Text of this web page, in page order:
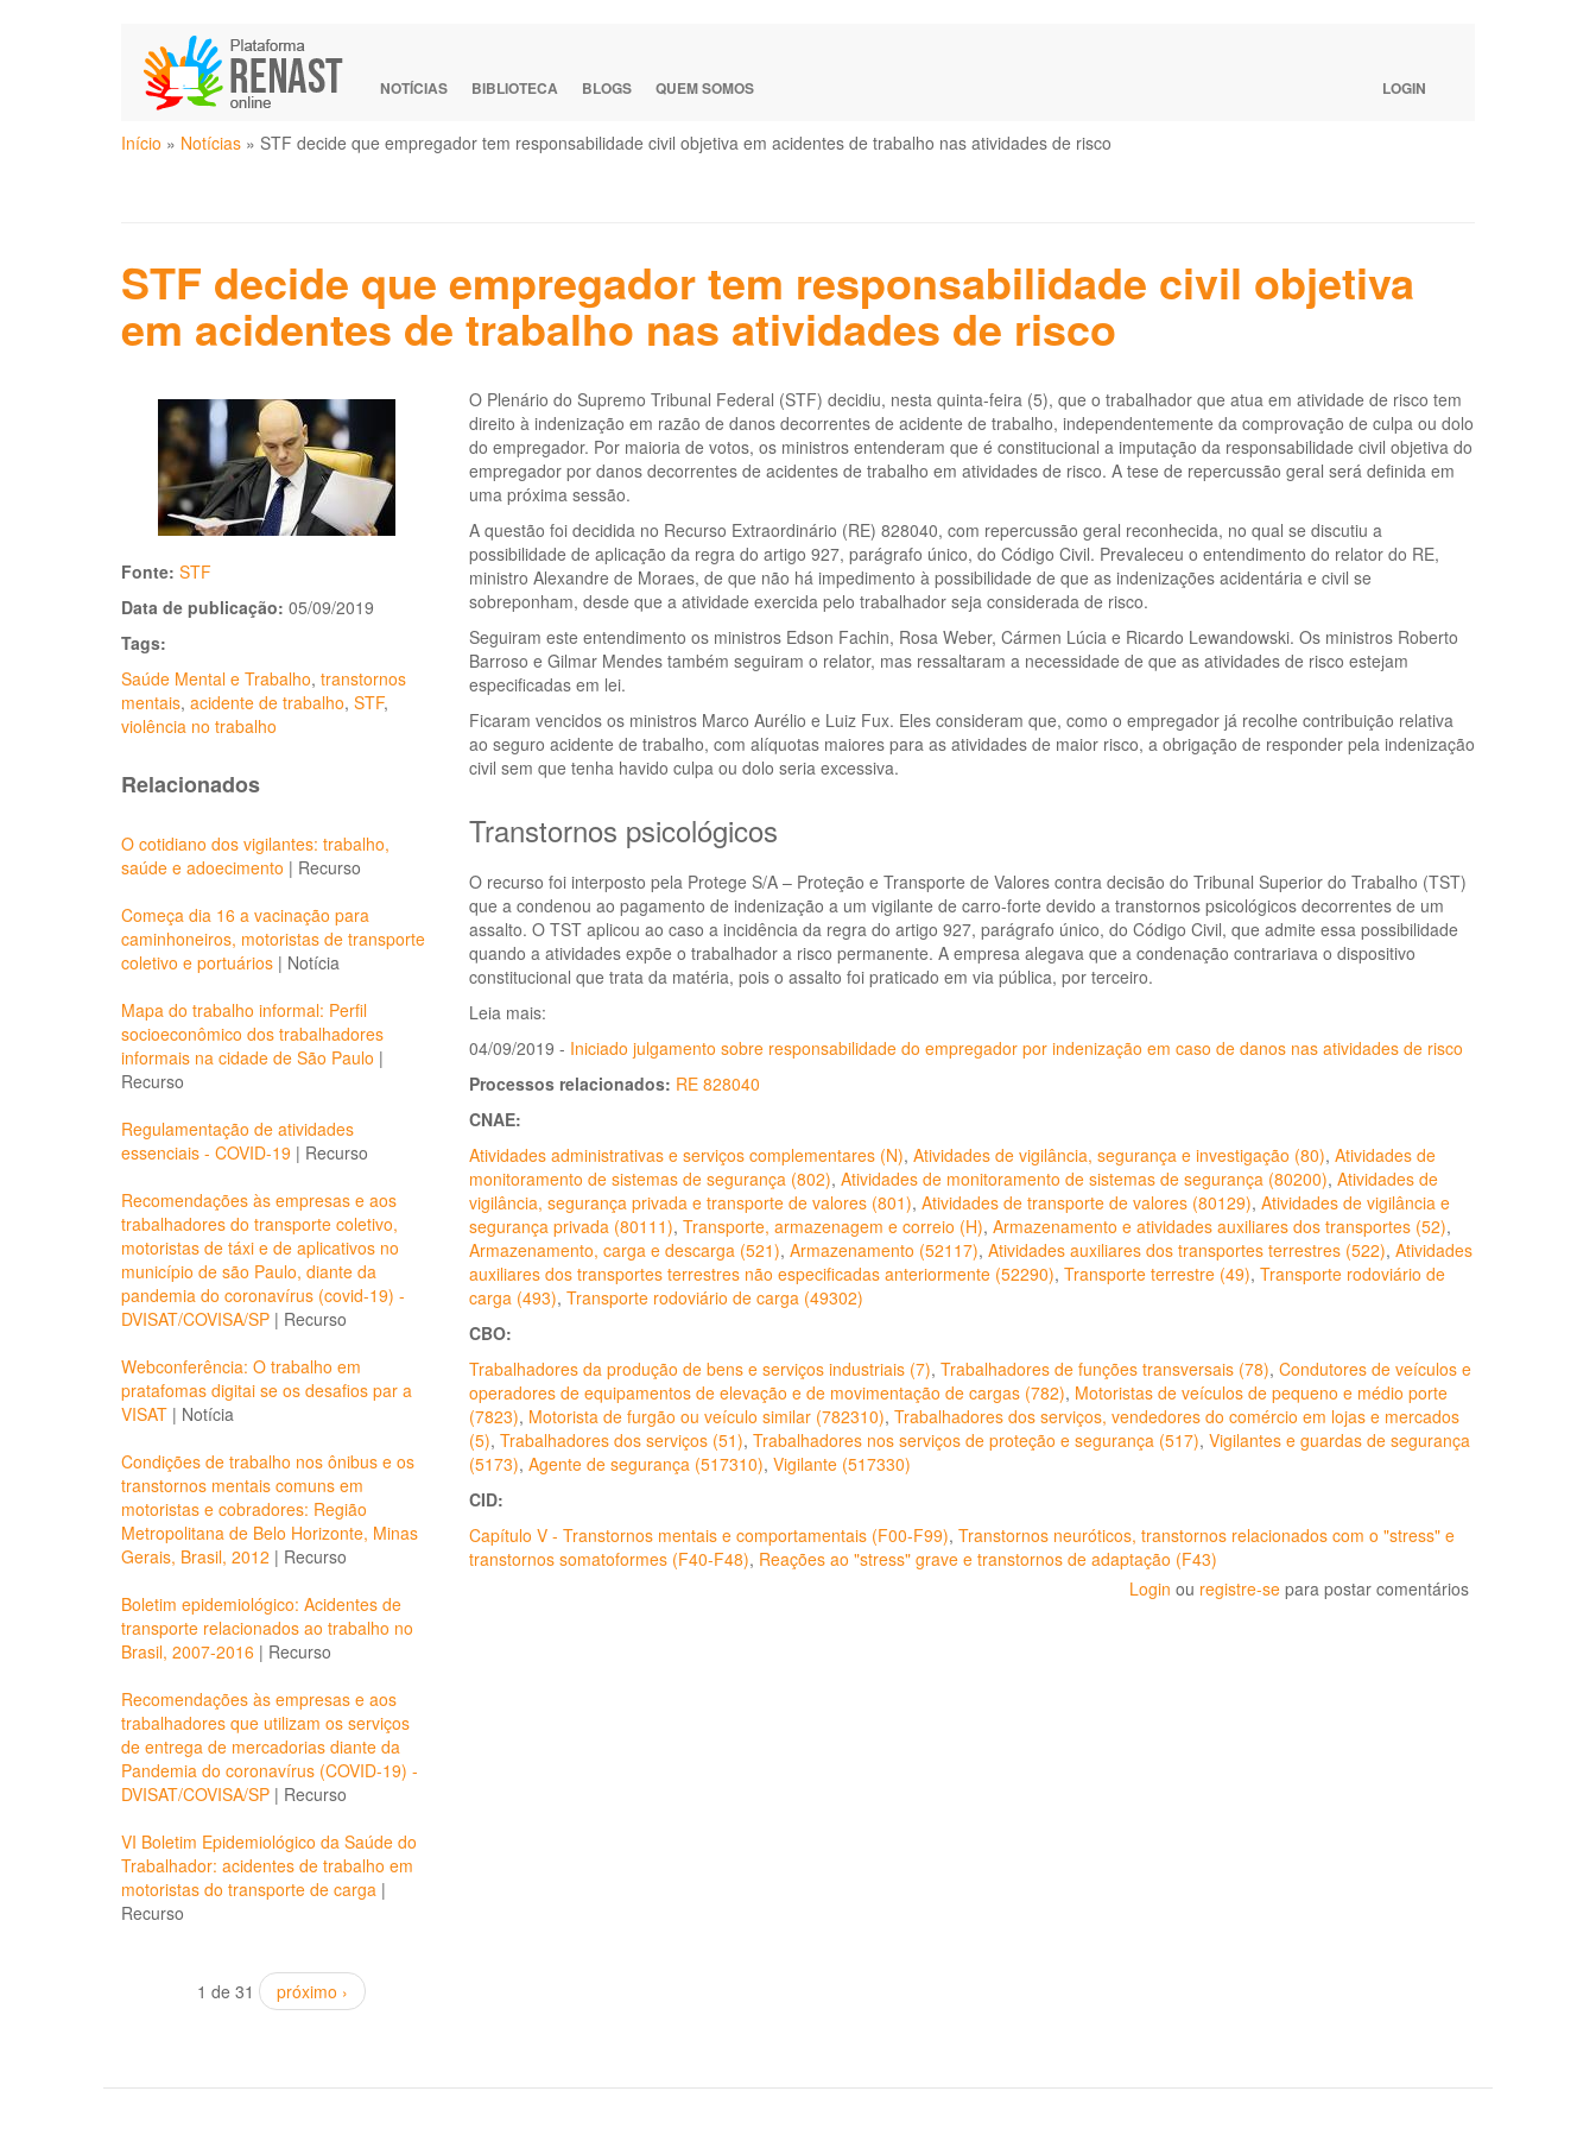
NOTÍCIAS BIBLIOTECA BLOGS QUEM SOMOS LOGIN
Você
Início » Notícias » STF decide que empregador tem responsabilidade civil objetiva em acidentes de trabalho nas atividades de risco
STF decide que empregador tem responsabilidade civil objetiva
em acidentes de trabalho nas atividades de risco
Fonte: STF
Data de publicação: 05/09/2019
Tags:
Saúde Mental e Trabalho, transtornos
mentais, acidente de trabalho, STF,
violência no trabalho
Relacionados
O cotidiano dos vigilantes: trabalho,
saúde e adoecimento | Recurso
Começa dia 16 a vacinação para
caminhoneiros, motoristas de transporte
coletivo e portuários | Notícia
Mapa do trabalho informal: Perfil
socioeconômico dos trabalhadores
informais na cidade de São Paulo |
Recurso
Regulamentação de atividades
essenciais - COVID-19 | Recurso
Recomendações às empresas e aos
trabalhadores do transporte coletivo,
motoristas de táxi e de aplicativos no
município de são Paulo, diante da
pandemia do coronavírus (covid-19) -
DVISAT/COVISA/SP | Recurso
Webconferência: O trabalho em
pratafomas digitai se os desafios par a
VISAT | Notícia
Condições de trabalho nos ônibus e os
transtornos mentais comuns em
motoristas e cobradores: Região
Metropolitana de Belo Horizonte, Minas
Gerais, Brasil, 2012 | Recurso
Boletim epidemiológico: Acidentes de
transporte relacionados ao trabalho no
Brasil, 2007-2016 | Recurso
Recomendações às empresas e aos
trabalhadores que utilizam os serviços
de entrega de mercadorias diante da
Pandemia do coronavírus (COVID-19) -
DVISAT/COVISA/SP | Recurso
VI Boletim Epidemiológico da Saúde do
Trabalhador: acidentes de trabalho em
motoristas do transporte de carga |
Recurso
1 de 31 próximo ›
O Plenário do Supremo Tribunal Federal (STF) decidiu, nesta quinta-feira (5), que o trabalhador que atua em atividade de risco tem
direito à indenização em razão de danos decorrentes de acidente de trabalho, independentemente da comprovação de culpa ou dolo
do empregador. Por maioria de votos, os ministros entenderam que é constitucional a imputação da responsabilidade civil objetiva do
empregador por danos decorrentes de acidentes de trabalho em atividades de risco. A tese de repercussão geral será definida em
uma próxima sessão.
A questão foi decidida no Recurso Extraordinário (RE) 828040, com repercussão geral reconhecida, no qual se discutiu a
possibilidade de aplicação da regra do artigo 927, parágrafo único, do Código Civil. Prevaleceu o entendimento do relator do RE,
ministro Alexandre de Moraes, de que não há impedimento à possibilidade de que as indenizações acidentária e civil se
sobreponham, desde que a atividade exercida pelo trabalhador seja considerada de risco.
Seguiram este entendimento os ministros Edson Fachin, Rosa Weber, Cármen Lúcia e Ricardo Lewandowski. Os ministros Roberto
Barroso e Gilmar Mendes também seguiram o relator, mas ressaltaram a necessidade de que as atividades de risco estejam
especificadas em lei.
Ficaram vencidos os ministros Marco Aurélio e Luiz Fux. Eles consideram que, como o empregador já recolhe contribuição relativa
ao seguro acidente de trabalho, com alíquotas maiores para as atividades de maior risco, a obrigação de responder pela indenização
civil sem que tenha havido culpa ou dolo seria excessiva.
Transtornos psicológicos
O recurso foi interposto pela Protege S/A – Proteção e Transporte de Valores contra decisão do Tribunal Superior do Trabalho (TST)
que a condenou ao pagamento de indenização a um vigilante de carro-forte devido a transtornos psicológicos decorrentes de um
assalto. O TST aplicou ao caso a incidência da regra do artigo 927, parágrafo único, do Código Civil, que admite essa possibilidade
quando a atividades expõe o trabalhador a risco permanente. A empresa alegava que a condenação contrariava o dispositivo
constitucional que trata da matéria, pois o assalto foi praticado em via pública, por terceiro.
Leia mais:
04/09/2019 - Iniciado julgamento sobre responsabilidade do empregador por indenização em caso de danos nas atividades de risco
Processos relacionados: RE 828040
CNAE:
Atividades administrativas e serviços complementares (N), Atividades de vigilância, segurança e investigação (80), Atividades de
monitoramento de sistemas de segurança (802), Atividades de monitoramento de sistemas de segurança (80200), Atividades de
vigilância, segurança privada e transporte de valores (801), Atividades de transporte de valores (80129), Atividades de vigilância e
segurança privada (80111), Transporte, armazenagem e correio (H), Armazenamento e atividades auxiliares dos transportes (52),
Armazenamento, carga e descarga (521), Armazenamento (52117), Atividades auxiliares dos transportes terrestres (522), Atividades
auxiliares dos transportes terrestres não especificadas anteriormente (52290), Transporte terrestre (49), Transporte rodoviário de
carga (493), Transporte rodoviário de carga (49302)
CBO:
Trabalhadores da produção de bens e serviços industriais (7), Trabalhadores de funções transversais (78), Condutores de veículos e
operadores de equipamentos de elevação e de movimentação de cargas (782), Motoristas de veículos de pequeno e médio porte
(7823), Motorista de furgão ou veículo similar (782310), Trabalhadores dos serviços, vendedores do comércio em lojas e mercados
(5), Trabalhadores dos serviços (51), Trabalhadores nos serviços de proteção e segurança (517), Vigilantes e guardas de segurança
(5173), Agente de segurança (517310), Vigilante (517330)
CID:
Capítulo V - Transtornos mentais e comportamentais (F00-F99), Transtornos neuróticos, transtornos relacionados com o "stress" e
transtornos somatoformes (F40-F48), Reações ao "stress" grave e transtornos de adaptação (F43)
Login ou registre-se para postar comentários